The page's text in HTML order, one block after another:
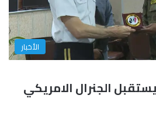
الأخبار
الجنرال الامريكي